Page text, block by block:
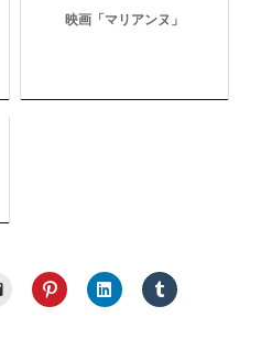
映画「マリアンヌ」